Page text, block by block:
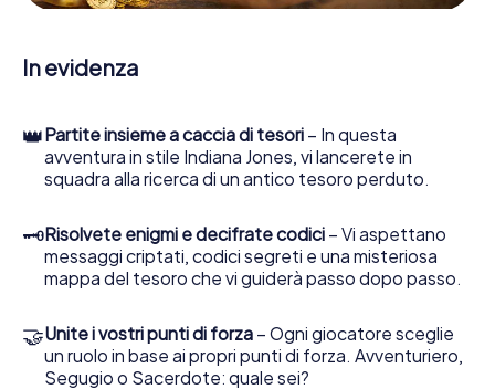
immergerete sempre più in profondità nell'emozionante
storia, presto scoprirete che il prezioso tesoro è a pochi
In evidenza
👑Partite insieme a caccia di tesori – In questa
avventura in stile Indiana Jones, vi lancerete in
squadra alla ricerca di un antico tesoro perduto.
🗝Risolvete enigmi e decifrate codici – Vi aspettano
messaggi criptati, codici segreti e una misteriosa
mappa del tesoro che vi guiderà passo dopo passo.
🤝Unite i vostri punti di forza – Ogni giocatore sceglie
un ruolo in base ai propri punti di forza. Avventuriero,
Segugio o Sacerdote: quale sei?